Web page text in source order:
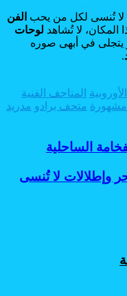
لا تُنسى لكل من يحب الفن
لا تُشاهد لوحات
يتجلى في أبهى صوره
.
المتاحف الفنية
متحف برادو مدريد
الساحلية
وإطلالات لا تُنسى